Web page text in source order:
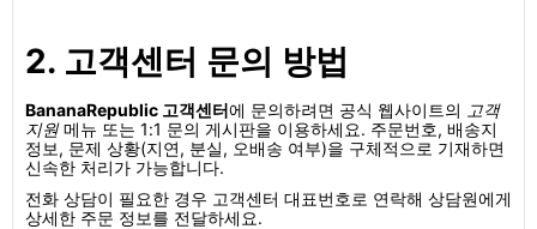
2. 고객센터 문의 방법
BananaRepublic 고객센터에 문의하려면 공식 웹사이트의 고객
지원메뉴 또는 1:1 문의 게시판을 이용하세요. 주문번호, 배송지
정보, 문제 상황(지연, 분실, 오배송 여부)을 구체적으로 기재하면
신속한 처리가 가능합니다.
전화 상담이 필요한 경우 고객센터 대표번호로 연락해 상담원에게
상세한 주문 정보를 전달하세요.